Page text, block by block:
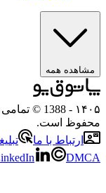
مشاهده همه
۱۴۰۵
- 1388 ©
محفوظ است.
ارتباط با ما
DMCA